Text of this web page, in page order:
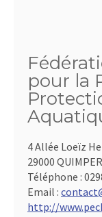
pour la
4 Allée Loeïz
29000 QUIMPER
Téléphone :
Email :
http://